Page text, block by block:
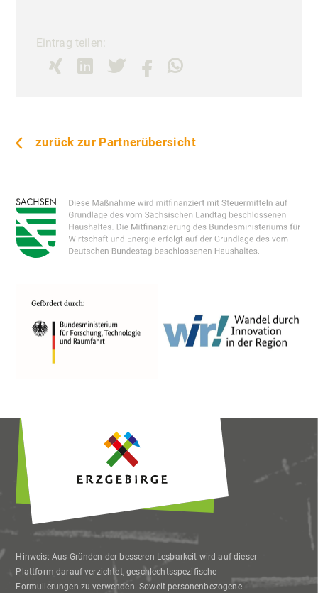
Eintrag teilen:
zurück zur Partnerübersicht
Hinweis: Aus Gründen der besseren Lesbarkeit wird auf dieser
Plattform darauf verzichtet, geschlechtsspezifische
Formulierungen zu verwenden. Soweit personenbezogene
Technologien von Dritten, um ihre
Dienste anzubieten, stetig zu verbessern
und Werbung entsprechend der
Einwilligung jederzeit mit Wirkung für die
Zukunft widerrufen oder ändern.